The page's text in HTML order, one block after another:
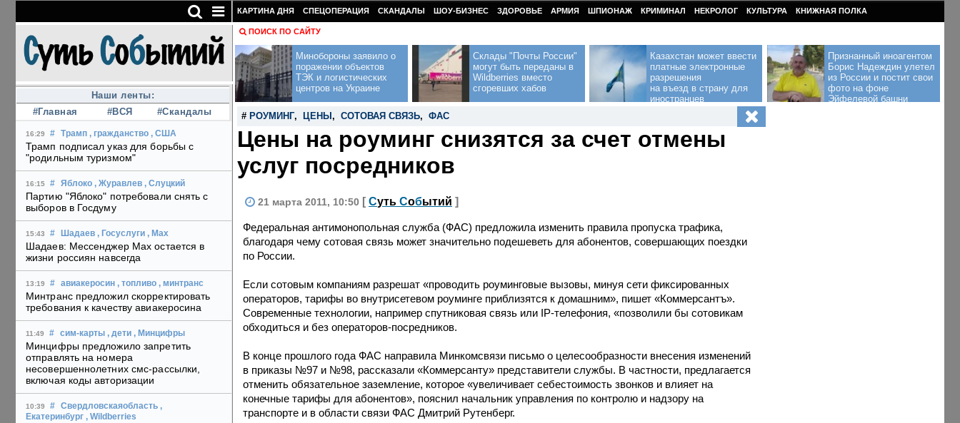
Наши ленты:
#Главная
#ВСЯ #Скандалы
16:29 # Трамп , гражданство , США
Трамп подписал указ для борьбы с
"родильным туризмом"
16:15 # Яблоко , Журавлев , Слуцкий
Партию "Яблоко" потребовали снять с
выборов в Госдуму
15:43 # Шадаев , Госуслуги , Max
Шадаев: Мессенджер Max остается в
жизни россиян навсегда
13:19 # авиакеросин , топливо , минтранс
Минтранс предложил скорректировать
требования к качеству авиакеросина
11:49 # сим-карты , дети , Минцифры
Минцифры предложило запретить
отправлять на номера
несовершеннолетних смс-рассылки,
включая коды авторизации
10:39 # Свердловскаяобласть ,
Екатеринбург , Wildberries
КАРТИНА ДНЯ СПЕЦОПЕРАЦИЯ СКАНДАЛЫ ШОУ-БИЗНЕС ЗДОРОВЬЕ АРМИЯ ШПИОНАЖ КРИМИНАЛ НЕКРОЛОГ КУЛЬТУРА КНИЖНАЯ ПОЛКА
ПОИСК ПО САЙТУ
Минобороны заявило о
поражении объектов
ТЭК и логистических
центров на Украине
Склады "Почты России"
могут быть переданы в
Wildberries вместо
сгоревших хабов
Казахстан может ввести
платные электронные
разрешения
на въезд в страну для
иностранцев
Признанный иноагентом
Борис Надеждин улетел
из России и постит свои
фото на фоне
Эйфелевой башни
# РОУМИНГ, ЦЕНЫ , СОТОВАЯ СВЯЗЬ, ФАС
Цены на роуминг снизятся за счет отмены
услуг посредников
21 марта 2011, 10:50 [ Суть Событий ]
Федеральная антимонопольная служба (ФАС) предложила изменить правила пропуска трафика,
благодаря чему сотовая связь может значительно подешеветь для абонентов, совершающих поездки
по России.
Если сотовым компаниям разрешат «проводить роуминговые вызовы, минуя сети фиксированных
операторов, тарифы во внутрисетевом роуминге приблизятся к домашним», пишет «Коммерсантъ».
Современные технологии, например спутниковая связь или IP-телефония, «позволили бы сотовикам
обходиться и без операторов-посредников.
В конце прошлого года ФАС направила Минкомсвязи письмо о целесообразности внесения изменений
в приказы №97 и №98, рассказали «Коммерсанту» представители службы. В частности, предлагается
отменить обязательное заземление, которое «увеличивает себестоимость звонков и влияет на
конечные тарифы для абонентов», пояснил начальник управления по контролю и надзору на
транспорте и в области связи ФАС Дмитрий Рутенберг.